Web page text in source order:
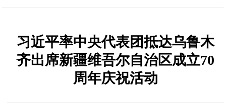
习近平率中央代表团抵达乌鲁木
齐出席新疆维吾尔自治区成立70
周年庆祝活动